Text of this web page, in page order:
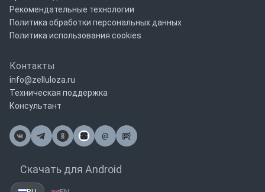
Рекомендательные технологии
Политика обработки персональных данных
Политика использования cookies
Контакты
info@zelluloza.ru
Техническая поддержка
Консультант
@
Почта
Скачать для Android